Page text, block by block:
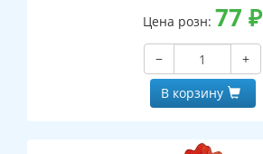
Цена розн: 77 ₽
−
+
В корзину